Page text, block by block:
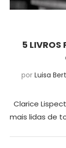
5 LIVROS
por Luisa
Clarice
mais lidas de